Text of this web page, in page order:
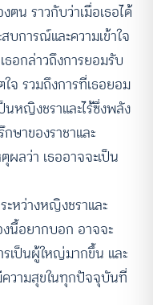
น ราวกับว่าเมื่อเธอได้
การณ์และความเข้าใจ
อกล่าวถึงการยอมรับ
ใจ รวมถึงการที่เธอยอม
นหญิงชราและไร้ซึ่งพลัง
ษาของราชาและ
ลว่า เธออาจจะเป็น
หว่างหญิงชราและ
นี้อยากบอก อาจจะ
รเป็นผู้ใหญ่มากขึ้น และ
ความสุขในทุกปัจจุบันที่